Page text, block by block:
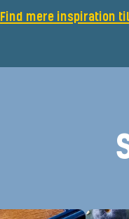
Find mere inspiration